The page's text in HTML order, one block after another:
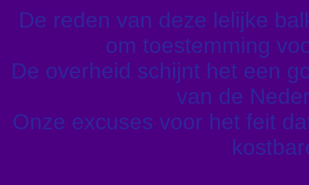
De reden van deze lelijke
om toestemming
De overheid schijnt het een
van de
Onze excuses voor het feit